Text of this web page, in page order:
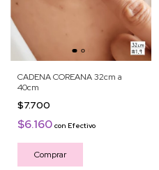
CADENA COREANA 32cm a
40cm
$7.700
$6.160 con Efectivo
Comprar